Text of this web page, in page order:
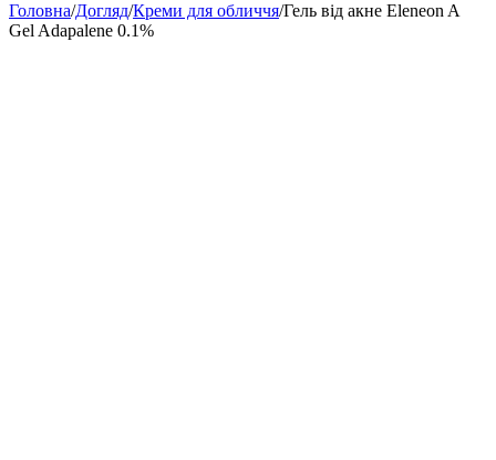
Головна/Догляд/Креми для обличчя/Гель від акне Eleneon A
Gel Adapalene 0.1%